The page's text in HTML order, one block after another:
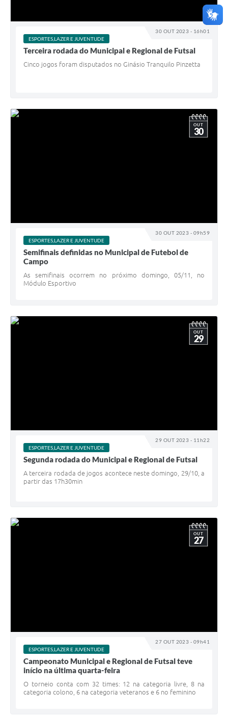
30 OUT 2023 - 16h01
ESPORTES,LAZER E JUVENTUDE
Terceira rodada do Municipal e Regional de Futsal
Cinco jogos foram disputados no Ginásio Tranquilo Pinzetta
30 OUT 2023 - 09h59
OUT
30
ESPORTES,LAZER E JUVENTUDE
Semifinais definidas no Municipal de Futebol de
Campo
As semifinais ocorrem no próximo domingo, 05/11, no
Módulo Esportivo
29 OUT 2023 - 11h22
OUT
29
ESPORTES,LAZER E JUVENTUDE
Segunda rodada do Municipal e Regional de Futsal
A terceira rodada de jogos acontece neste domingo, 29/10, a
partir das 17h30min
27 OUT 2023 - 09h41
OUT
27
ESPORTES,LAZER E JUVENTUDE
Campeonato Municipal e Regional de Futsal teve
início na última quarta-feira
O torneio conta com 32 times: 12 na categoria livre, 8 na
categoria colono, 6 na categoria veteranos e 6 no feminino